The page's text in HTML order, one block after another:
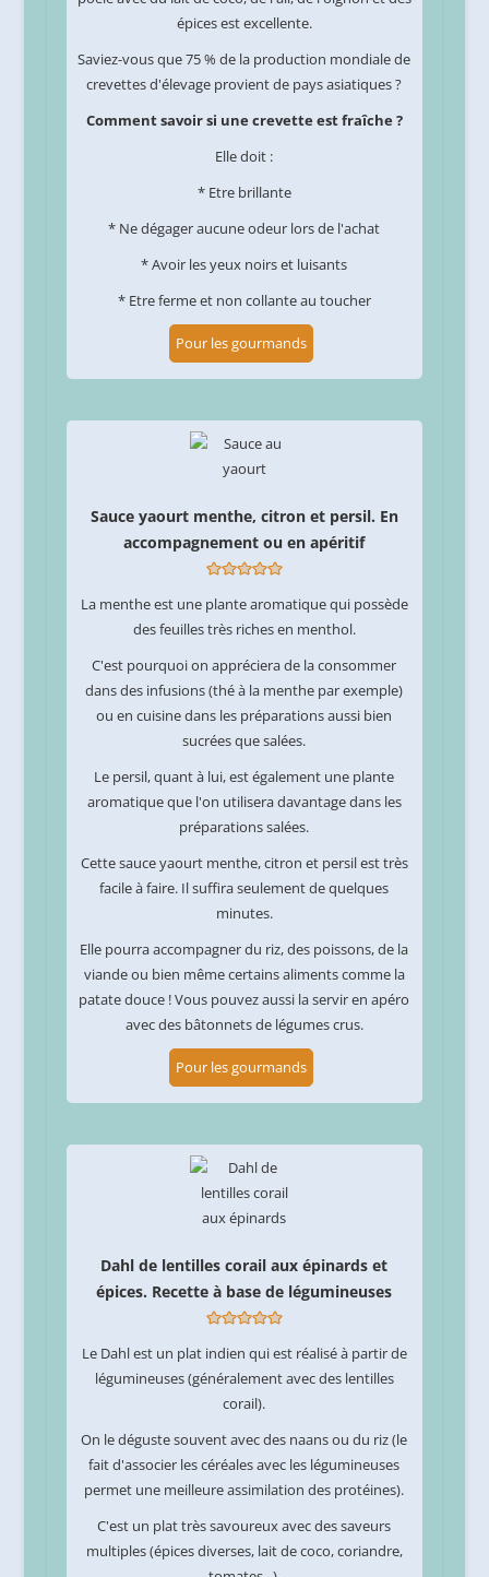
épices est excellente.
Saviez-vous que 75 % de la production mondiale de
crevettes d'élevage provient de pays asiatiques ?
Comment savoir si une crevette est fraîche ?
Elle doit :
* Etre brillante
* Ne dégager aucune odeur lors de l'achat
* Avoir les yeux noirs et luisants
* Etre ferme et non collante au toucher
Pour les gourmands
Sauce yaourt menthe, citron et persil. En
accompagnement ou en apéritif
La menthe est une plante aromatique qui possède
des feuilles très riches en menthol.
C'est pourquoi on appréciera de la consommer
dans des infusions (thé à la menthe par exemple)
ou en cuisine dans les préparations aussi bien
sucrées que salées.
Le persil, quant à lui, est également une plante
aromatique que l'on utilisera davantage dans les
préparations salées.
Cette sauce yaourt menthe, citron et persil est très
facile à faire. Il suffira seulement de quelques
minutes.
Elle pourra accompagner du riz, des poissons, de la
viande ou bien même certains aliments comme la
patate douce ! Vous pouvez aussi la servir en apéro
avec des bâtonnets de légumes crus.
Pour les gourmands
Dahl de lentilles corail aux épinards et
épices. Recette à base de légumineuses
Le Dahl est un plat indien qui est réalisé à partir de
légumineuses (généralement avec des lentilles
corail).
On le déguste souvent avec des naans ou du riz (le
fait d'associer les céréales avec les légumineuses
permet une meilleure assimilation des protéines).
C'est un plat très savoureux avec des saveurs
multiples (épices diverses, lait de coco, coriandre,